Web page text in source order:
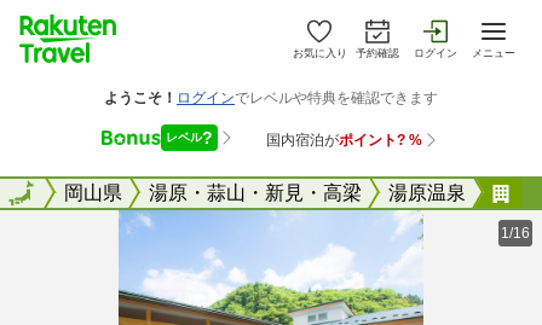
お気に入り 予約確認 ログイン メニュー
全国岡山県 湯原・蒜山・新見・高梁 湯原温泉
全国
1/16